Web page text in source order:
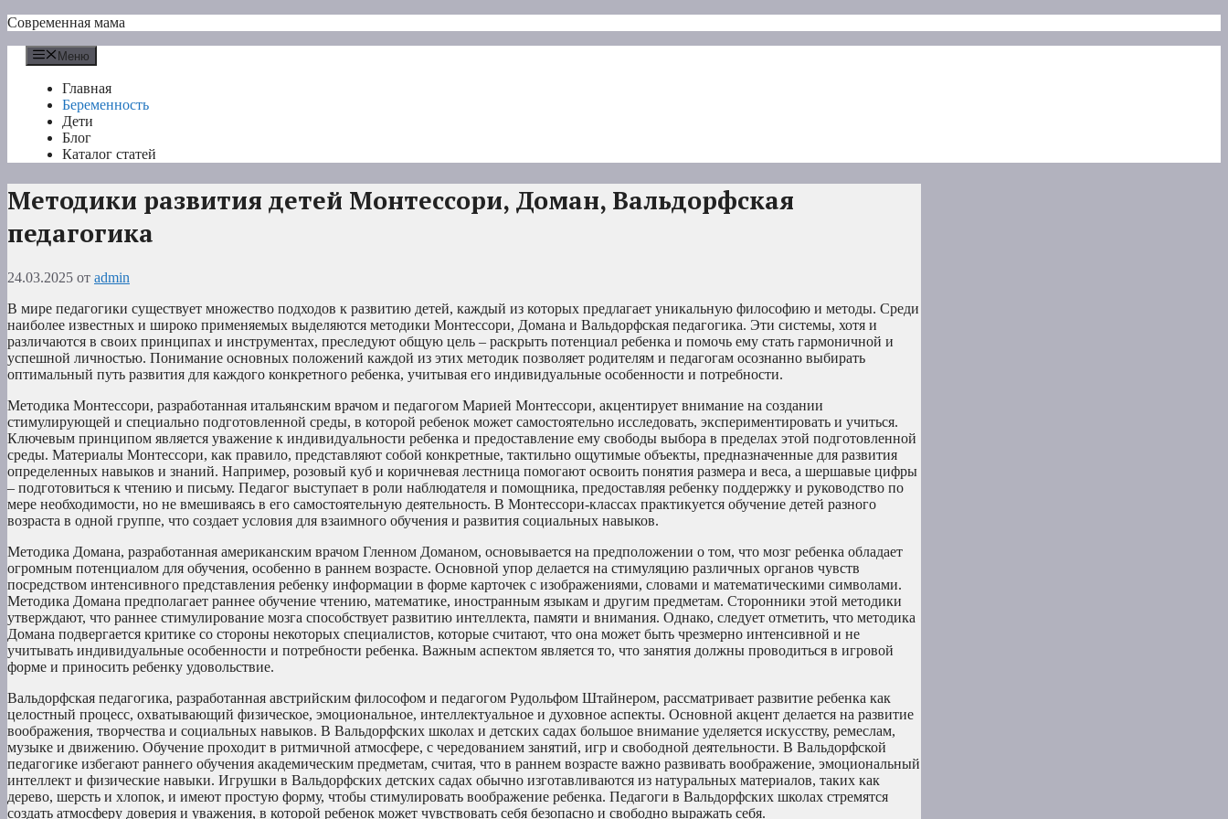
Перейти
содержимому
Современная мама
Меню
Главная
Беременность
Дети
Блог
Каталог статей
Методики развития детей Монтессори, Доман, Вальдорфская
педагогика
24.03.2025 от admin
В мире педагогики существует множество подходов к развитию детей, каждый из которых предлагает уникальную философию и методы. Среди
наиболее известных и широко применяемых выделяются методики Монтессори, Домана и Вальдорфская педагогика. Эти системы, хотя и
различаются в своих принципах и инструментах, преследуют общую цель – раскрыть потенциал ребенка и помочь ему стать гармоничной и
успешной личностью. Понимание основных положений каждой из этих методик позволяет родителям и педагогам осознанно выбирать
оптимальный путь развития для каждого конкретного ребенка, учитывая его индивидуальные особенности и потребности.
Методика Монтессори, разработанная итальянским врачом и педагогом Марией Монтессори, акцентирует внимание на создании
стимулирующей и специально подготовленной среды, в которой ребенок может самостоятельно исследовать, экспериментировать и учиться.
Ключевым принципом является уважение к индивидуальности ребенка и предоставление ему свободы выбора в пределах этой подготовленной
среды. Материалы Монтессори, как правило, представляют собой конкретные, тактильно ощутимые объекты, предназначенные для развития
определенных навыков и знаний. Например, розовый куб и коричневая лестница помогают освоить понятия размера и веса, а шершавые цифры
– подготовиться к чтению и письму. Педагог выступает в роли наблюдателя и помощника, предоставляя ребенку поддержку и руководство по
мере необходимости, но не вмешиваясь в его самостоятельную деятельность. В Монтессори-классах практикуется обучение детей разного
возраста в одной группе, что создает условия для взаимного обучения и развития социальных навыков.
Методика Домана, разработанная американским врачом Гленном Доманом, основывается на предположении о том, что мозг ребенка обладает
огромным потенциалом для обучения, особенно в раннем возрасте. Основной упор делается на стимуляцию различных органов чувств
посредством интенсивного представления ребенку информации в форме карточек с изображениями, словами и математическими символами.
Методика Домана предполагает раннее обучение чтению, математике, иностранным языкам и другим предметам. Сторонники этой методики
утверждают, что раннее стимулирование мозга способствует развитию интеллекта, памяти и внимания. Однако, следует отметить, что методика
Домана подвергается критике со стороны некоторых специалистов, которые считают, что она может быть чрезмерно интенсивной и не
учитывать индивидуальные особенности и потребности ребенка. Важным аспектом является то, что занятия должны проводиться в игровой
форме и приносить ребенку удовольствие.
Вальдорфская педагогика, разработанная австрийским философом и педагогом Рудольфом Штайнером, рассматривает развитие ребенка как
целостный процесс, охватывающий физическое, эмоциональное, интеллектуальное и духовное аспекты. Основной акцент делается на развитие
воображения, творчества и социальных навыков. В Вальдорфских школах и детских садах большое внимание уделяется искусству, ремеслам,
музыке и движению. Обучение проходит в ритмичной атмосфере, с чередованием занятий, игр и свободной деятельности. В Вальдорфской
педагогике избегают раннего обучения академическим предметам, считая, что в раннем возрасте важно развивать воображение, эмоциональный
интеллект и физические навыки. Игрушки в Вальдорфских детских садах обычно изготавливаются из натуральных материалов, таких как
дерево, шерсть и хлопок, и имеют простую форму, чтобы стимулировать воображение ребенка. Педагоги в Вальдорфских школах стремятся
создать атмосферу доверия и уважения, в которой ребенок может чувствовать себя безопасно и свободно выражать себя.